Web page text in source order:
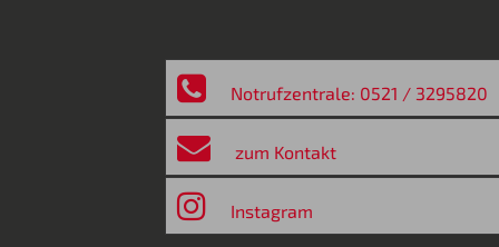
Notrufzentrale: 0521 / 3295820
zum Kontakt
Instagram